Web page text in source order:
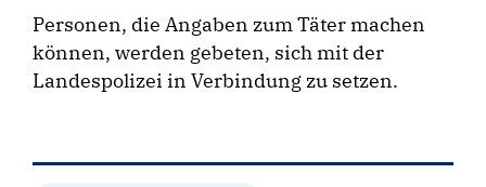
Personen, die Angaben zum Täter machen
können, werden gebeten, sich mit der
Landespolizei in Verbindung zu setzen.